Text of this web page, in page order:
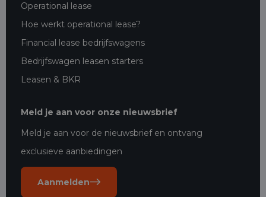
Operational lease
Hoe werkt operational lease?
Financial lease bedrijfswagens
Bedrijfswagen leasen starters
Leasen & BKR
Meld je aan voor onze nieuwsbrief
Meld je aan voor de nieuwsbrief en ontvang
exclusieve aanbiedingen
Aanmelden